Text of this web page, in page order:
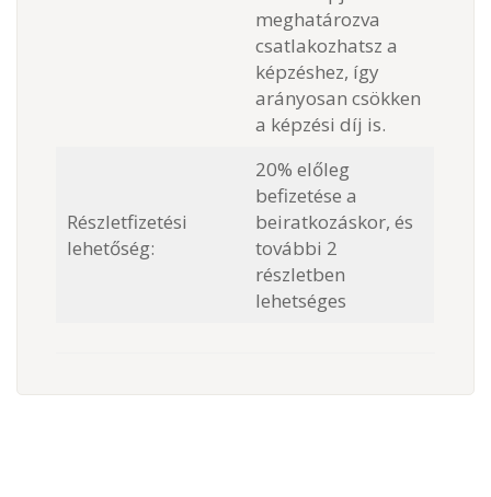
meghatározva
csatlakozhatsz a
képzéshez, így
arányosan csökken
a képzési díj is.
Részletfizetési
lehetőség:
20% előleg
befizetése a
beiratkozáskor, és
további 2
részletben
lehetséges